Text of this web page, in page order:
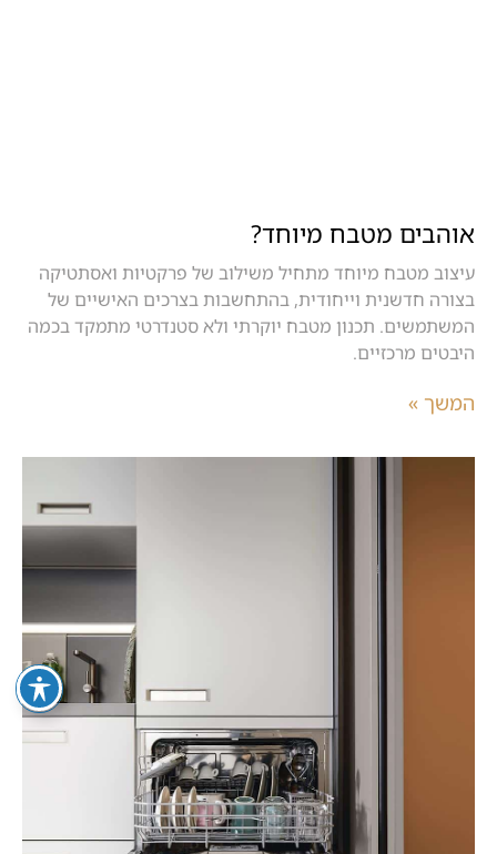
אוהבים מטבח מיוחד?
עיצוב מטבח מיוחד מתחיל משילוב של פרקטיות ואסתטיקה
בצורה חדשנית וייחודית, בהתחשבות בצרכים האישיים של
המשתמשים. תכנון מטבח יוקרתי ולא סטנדרטי מתמקד בכמה
היבטים מרכזיים.
המשך »